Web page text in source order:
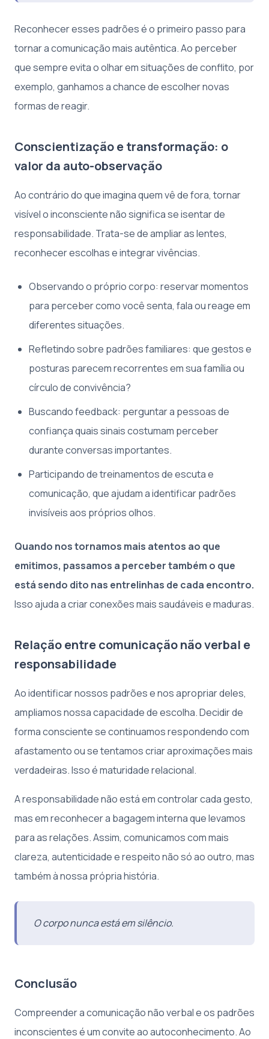
Reconhecer esses padrões é o primeiro passo para
tornar a comunicação mais autêntica. Ao perceber
que sempre evita o olhar em situações de conflito, por
exemplo, ganhamos a chance de escolher novas
formas de reagir.
Conscientização e transformação: o
valor da auto-observação
Ao contrário do que imagina quem vê de fora, tornar
visível o inconsciente não significa se isentar de
responsabilidade. Trata-se de ampliar as lentes,
reconhecer escolhas e integrar vivências.
Observando o próprio corpo: reservar momentos
para perceber como você senta, fala ou reage em
diferentes situações.
Refletindo sobre padrões familiares: que gestos e
posturas parecem recorrentes em sua família ou
círculo de convivência?
Buscando feedback: perguntar a pessoas de
confiança quais sinais costumam perceber
durante conversas importantes.
Participando de treinamentos de escuta e
comunicação, que ajudam a identificar padrões
invisíveis aos próprios olhos.
Quando nos tornamos mais atentos ao que
emitimos, passamos a perceber também o que
está sendo dito nas entrelinhas de cada encontro.
Isso ajuda a criar conexões mais saudáveis e maduras.
Relação entre comunicação não verbal e
responsabilidade
Ao identificar nossos padrões e nos apropriar deles,
ampliamos nossa capacidade de escolha. Decidir de
forma consciente se continuamos respondendo com
afastamento ou se tentamos criar aproximações mais
verdadeiras. Isso é maturidade relacional.
A responsabilidade não está em controlar cada gesto,
mas em reconhecer a bagagem interna que levamos
para as relações. Assim, comunicamos com mais
clareza, autenticidade e respeito não só ao outro, mas
também à nossa própria história.
O corpo nunca está em silêncio.
Conclusão
Compreender a comunicação não verbal e os padrões
inconscientes é um convite ao autoconhecimento. Ao